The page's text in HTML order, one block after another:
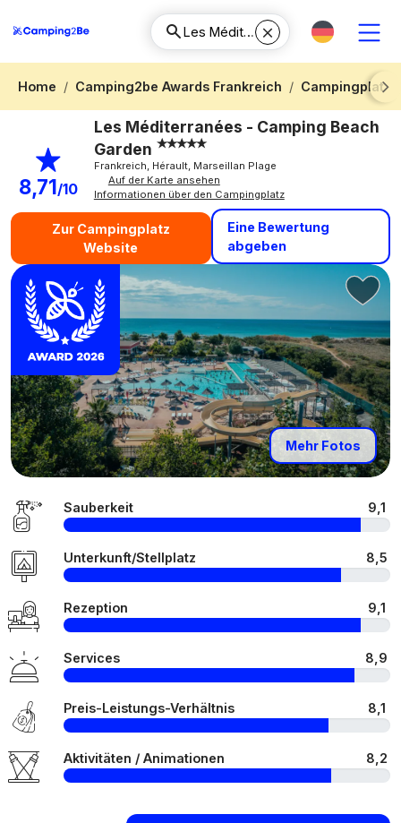
Home Camping2be Awards Frankreich
Campingplatz
Next
8,71/10
Les Méditerranées - Camping Beach
Garden
Frankreich, Hérault, Marseillan Plage
Auf der Karte ansehen
Informationen über den Campingplatz
Zur Campingplatz
Website
Eine Bewertung
abgeben
Mehr Fotos
Sauberkeit 9,1
Unterkunft/Stellplatz 8,5
Rezeption 9,1
Services 8,9
Preis-Leistungs-Verhältnis 8,1
Aktivitäten / Animationen 8,2